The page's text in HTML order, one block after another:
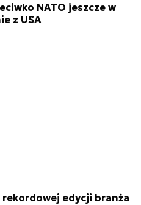
NATO jeszcze w
z USA
rekordowej edycji branża